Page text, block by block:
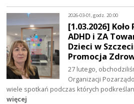
2026-03-01, godz. 20:00
[1.03.2026]
ADHD i ZA
Dzieci w
Promocja
27 lutego,
Organizacji
wiele spotkań podczas których
więcej